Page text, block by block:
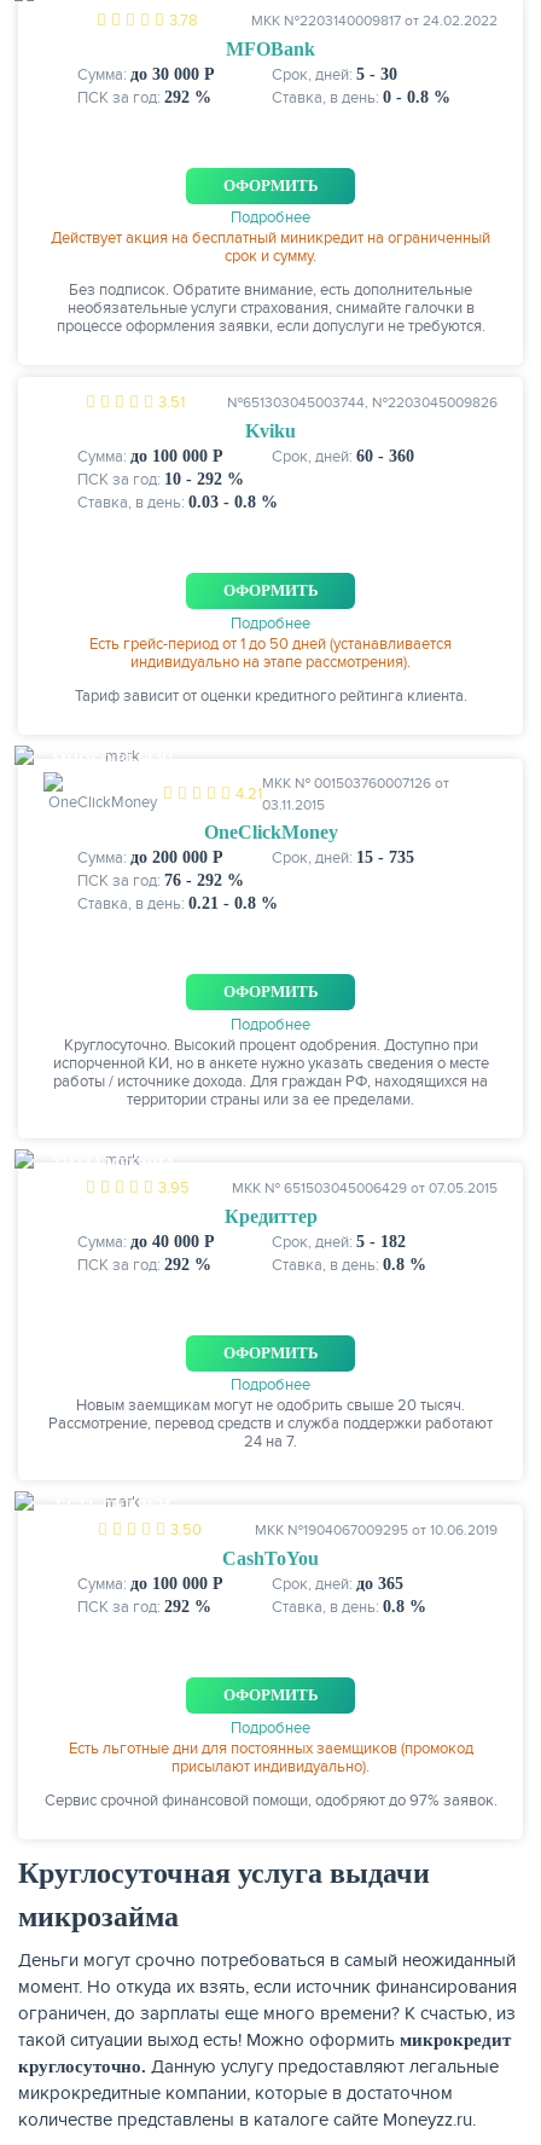
3.78 МКК №2203140009817 от 24.02.2022
MFOBank
Сумма: до 30 000 Р Срок, дней: 5 - 30
ПСК за год: 292 % Ставка, в день: 0 - 0.8 %
ОФОРМИТЬ
Подробнее
Действует акция на бесплатный миникредит на ограниченный
срок и сумму.
Без подписок. Обратите внимание, есть дополнительные
необязательные услуги страхования, снимайте галочки в
процессе оформления заявки, если допуслуги не требуются.
3.51 №651303045003744, №2203045009826
Kviku
Сумма: до 100 000 Р Срок, дней: 60 - 360
ПСК за год: 10 - 292 %
Ставка, в день: 0.03 - 0.8 %
ОФОРМИТЬ
Подробнее
Есть грейс-период от 1 до 50 дней (устанавливается
индивидуально на этапе рассмотрения).
Тариф зависит от оценки кредитного рейтинга клиента.
МНОГО ВЫДАЧ
4.21
МКК № 001503760007126 от
03.11.2015
OneClickMoney
Сумма: до 200 000 Р Срок, дней: 15 - 735
ПСК за год: 76 - 292 %
Ставка, в день: 0.21 - 0.8 %
ОФОРМИТЬ
Подробнее
Круглосуточно. Высокий процент одобрения. Доступно при
испорченной КИ, но в анкете нужно указать сведения о месте
работы / источнике дохода. Для граждан РФ, находящихся на
территории страны или за ее пределами.
ХИТЫ МЕСЯЦА
3.95 МКК № 651503045006429 от 07.05.2015
Кредиттер
Сумма: до 40 000 Р Срок, дней: 5 - 182
ПСК за год: 292 % Ставка, в день: 0.8 %
ОФОРМИТЬ
Подробнее
Новым заемщикам могут не одобрить свыше 20 тысяч.
Рассмотрение, перевод средств и служба поддержки работают
24 на 7.
ЕСТЬ СКИДКИ
3.50 МКК №1904067009295 от 10.06.2019
CashToYou
Сумма: до 100 000 Р Срок, дней: до 365
ПСК за год: 292 % Ставка, в день: 0.8 %
ОФОРМИТЬ
Подробнее
Есть льготные дни для постоянных заемщиков (промокод
присылают индивидуально).
Сервис срочной финансовой помощи, одобряют до 97% заявок.
Круглосуточная услуга выдачи
микрозайма
Деньги могут срочно потребоваться в самый неожиданный
момент. Но откуда их взять, если источник финансирования
ограничен, до зарплаты еще много времени? К счастью, из
такой ситуации выход есть! Можно оформить микрокредит
круглосуточно. Данную услугу предоставляют легальные
микрокредитные компании, которые в достаточном
количестве представлены в каталоге сайте Moneyzz.ru.